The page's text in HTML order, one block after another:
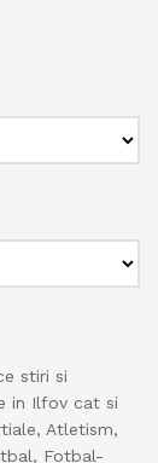
stiri si
in Ilfov cat si
Atletism,
Fotbal-